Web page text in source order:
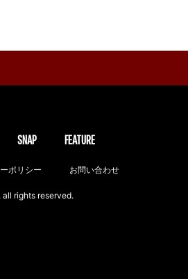
SNAP FEATURE
ポリシー お問い合わせ
rights reserved.